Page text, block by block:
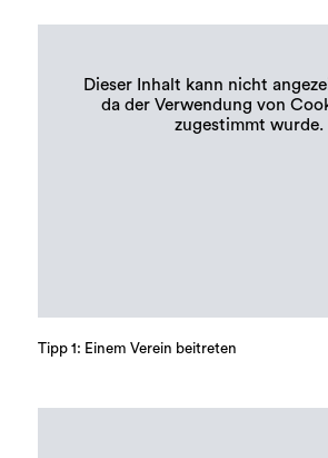
Dieser Inhalt kann nicht
da der Verwendung von
zugestimmt wurde.
Tipp 1: Einem Verein beitreten